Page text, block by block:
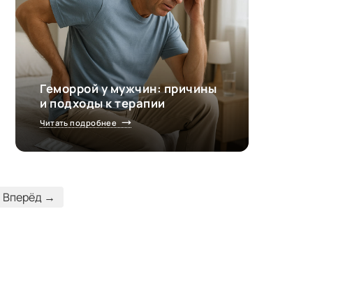
Геморрой у мужчин: причины
и подходы к терапии
Читать подробнее
Вперёд →